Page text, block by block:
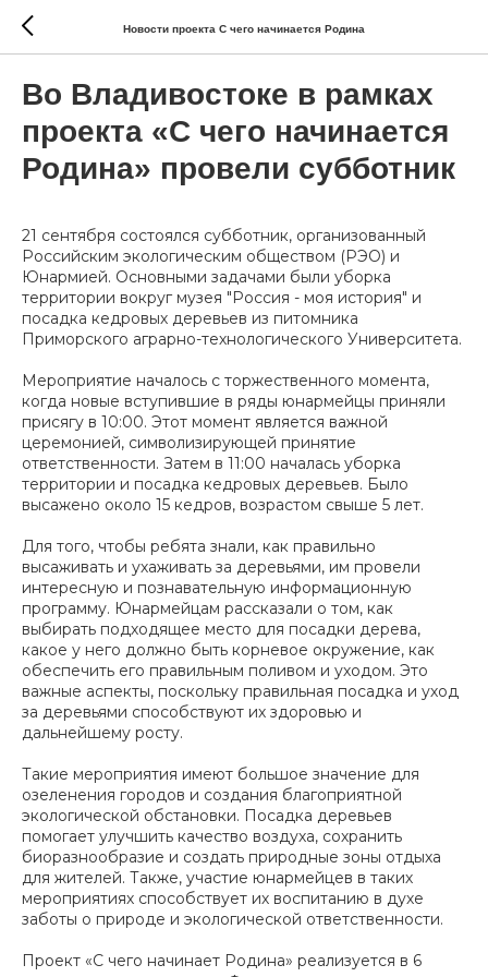
Новости проекта С чего начинается Родина
Во Владивостоке в рамках
проекта «С чего начинается
Родина» провели субботник
21 сентября состоялся субботник, организованный
Российским экологическим обществом (РЭО) и
Юнармией. Основными задачами были уборка
территории вокруг музея "Россия - моя история" и
посадка кедровых деревьев из питомника
Приморского аграрно-технологического Университета.
Мероприятие началось с торжественного момента,
когда новые вступившие в ряды юнармейцы приняли
присягу в 10:00. Этот момент является важной
церемонией, символизирующей принятие
ответственности. Затем в 11:00 началась уборка
территории и посадка кедровых деревьев. Было
высажено около 15 кедров, возрастом свыше 5 лет.
Для того, чтобы ребята знали, как правильно
высаживать и ухаживать за деревьями, им провели
интересную и познавательную информационную
программу. Юнармейцам рассказали о том, как
выбирать подходящее место для посадки дерева,
какое у него должно быть корневое окружение, как
обеспечить его правильным поливом и уходом. Это
важные аспекты, поскольку правильная посадка и уход
за деревьями способствуют их здоровью и
дальнейшему росту.
Такие мероприятия имеют большое значение для
озеленения городов и создания благоприятной
экологической обстановки. Посадка деревьев
помогает улучшить качество воздуха, сохранить
биоразнообразие и создать природные зоны отдыха
для жителей. Также, участие юнармейцев в таких
мероприятиях способствует их воспитанию в духе
заботы о природе и экологической ответственности.
Проект «С чего начинает Родина» реализуется в 6